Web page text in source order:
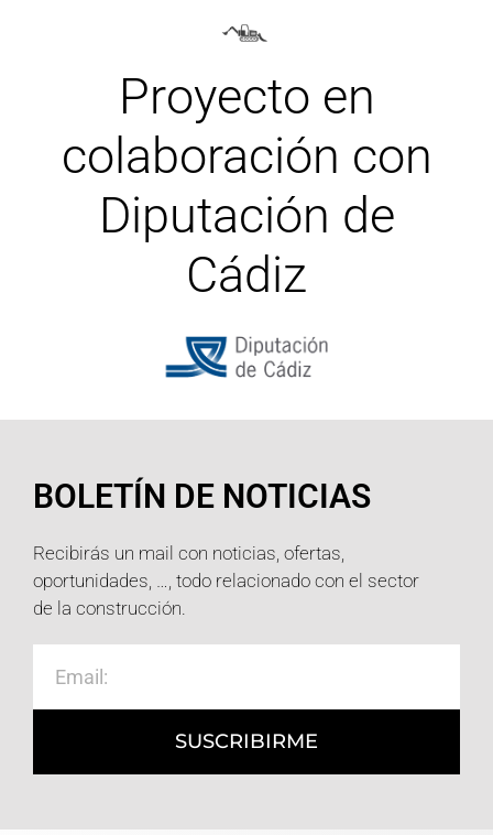
Proyecto en
colaboración con
Diputación de
Cádiz
BOLETÍN DE NOTICIAS
Recibirás un mail con noticias, ofertas,
oportunidades, …, todo relacionado con el sector
de la construcción.
SUSCRIBIRME